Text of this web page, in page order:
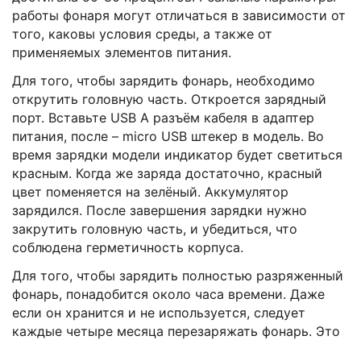
работы фонаря могут отличаться в зависимости от
того, каковы условия среды, а также от
применяемых элементов питания.
Для того, чтобы зарядить фонарь, необходимо
открутить головную часть. Откроется зарядный
порт. Вставьте USB A разъём кабеля в адаптер
питания, после – micro USB штекер в модель. Во
время зарядки модели индикатор будет светиться
красным. Когда же заряда достаточно, красный
цвет поменяется на зелёный. Аккумулятор
зарядился. После завершения зарядки нужно
закрутить головную часть, и убедиться, что
соблюдена герметичность корпуса.
Для того, чтобы зарядить полностью разряженный
фонарь, понадобится около часа времени. Даже
если он хранится и не используется, следует
каждые четыре месяца перезаряжать фонарь. Это